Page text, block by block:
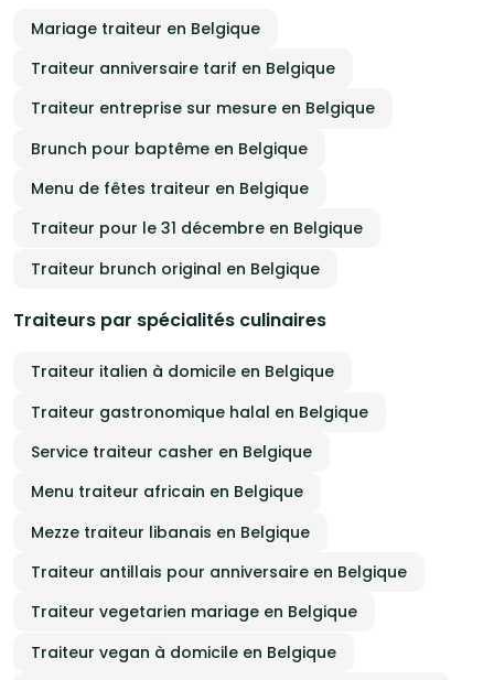
Mariage traiteur en Belgique
Traiteur anniversaire tarif en Belgique
Traiteur entreprise sur mesure en Belgique
Brunch pour baptême en Belgique
Menu de fêtes traiteur en Belgique
Traiteur pour le 31 décembre en Belgique
Traiteur brunch original en Belgique
Traiteurs par spécialités culinaires
Traiteur italien à domicile en Belgique
Traiteur gastronomique halal en Belgique
Service traiteur casher en Belgique
Menu traiteur africain en Belgique
Mezze traiteur libanais en Belgique
Traiteur antillais pour anniversaire en Belgique
Traiteur vegetarien mariage en Belgique
Traiteur vegan à domicile en Belgique